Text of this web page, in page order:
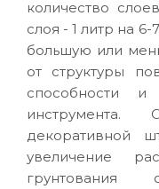
количество
слоя - 1 литр на
большую или
от структуры
способности и
инструмента.
декоративной
увеличение